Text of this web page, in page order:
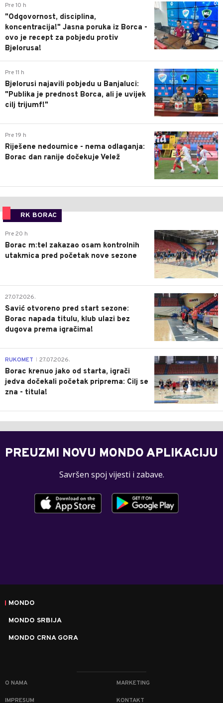
0
Pre 10 h
"Odgovornost, disciplina,
koncentracija!" Jasna poruka iz Borca -
ovo je recept za pobjedu protiv
Bjelorusa!
0
Pre 11 h
Bjelorusi najavili pobjedu u Banjaluci:
"Publika je prednost Borca, ali je uvijek
cilj trijumf!"
0
Pre 19 h
Riješene nedoumice - nema odlaganja:
Borac dan ranije dočekuje Velež
RK BORAC
0
Pre 20 h
Borac m:tel zakazao osam kontrolnih
utakmica pred početak nove sezone
0
27.07.2026.
Savić otvoreno pred start sezone:
Borac napada titulu, klub ulazi bez
dugova prema igračima!
0
RUKOMET 27.07.2026.
Borac krenuo jako od starta, igrači
jedva dočekali početak priprema: Cilj se
zna - titula!
PREUZMI NOVU MONDO APLIKACIJU
Savršen spoj vijesti i zabave.
MONDO
MONDO SRBIJA
MONDO CRNA GORA
O NAMA MARKETING
IMPRESUM KONTAKT